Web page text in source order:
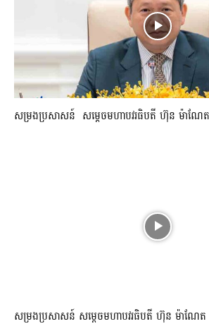
សម្រងប្រសាសន៍ សម្ដេចមហាបវរធិបតី ហ៊ុន ម៉ាណែត
សម្រងប្រសាសន៍ សម្ដេចមហាបវរធិបតី ហ៊ុន ម៉ាណែ